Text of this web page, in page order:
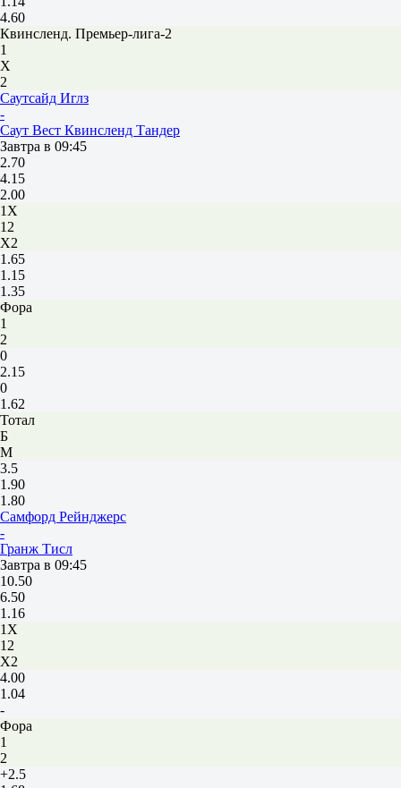
4.60
Квинсленд. Премьер-лига-2
1
Х
2
Саутсайд Иглз
-
Саут Вест Квинсленд Тандер
Завтра в 09:45
2.70
4.15
2.00
1X
12
X2
1.65
1.15
1.35
Фора
1
2
0
2.15
0
1.62
Тотал
Б
М
3.5
1.90
1.80
Самфорд Рейнджерс
-
Гранж Тисл
Завтра в 09:45
10.50
6.50
1.16
1X
12
X2
4.00
1.04
-
Фора
1
2
+2.5